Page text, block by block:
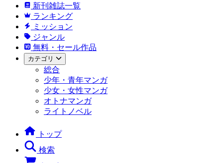
新刊雑誌一覧
ランキング
ミッション
ジャンル
無料・セール作品
カテゴリ
総合
少年・青年マンガ
少女・女性マンガ
オトナマンガ
ライトノベル
トップ
検索